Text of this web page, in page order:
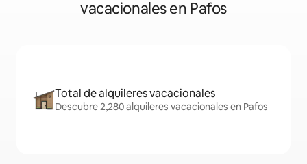
vacacionales en Pafos
Total de alquileres vacacionales
Descubre 2,280 alquileres vacacionales en Pafos